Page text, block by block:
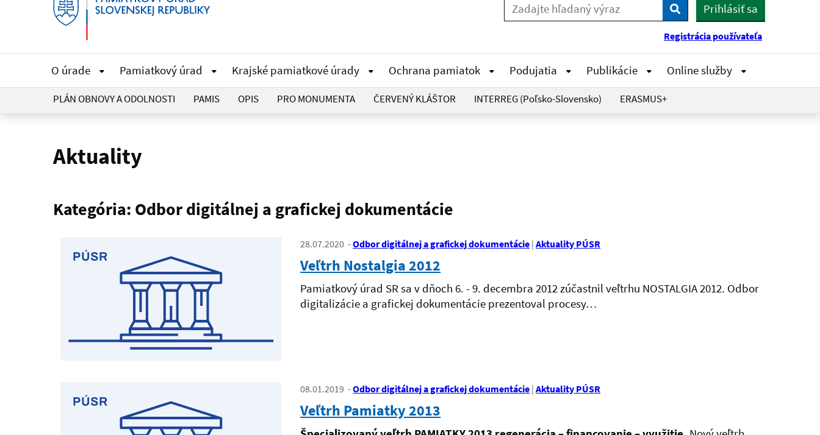
VyhľadajPrihlásiť sa
Registrácia používateľa
O úrade Pamiatkový úrad Krajské pamiatkové úrady Ochrana pamiatok Podujatia Publikácie Online služby
PLÁN OBNOVY A ODOLNOSTI PAMIS OPIS PRO MONUMENTA ČERVENÝ KLÁŠTOR INTERREG (Poľsko-Slovensko) ERASMUS+
Aktuality
Kategória: Odbor digitálnej a grafickej dokumentácie
28.07.2020 Odbor digitálnej a grafickej dokumentácie Aktuality PÚSR
Veľtrh Nostalgia 2012
Pamiatkový úrad SR sa v dňoch 6. - 9. decembra 2012 zúčastnil veľtrhu NOSTALGIA 2012. Odbor
digitalizácie a grafickej dokumentácie prezentoval procesy…
08.01.2019 Odbor digitálnej a grafickej dokumentácie Aktuality PÚSR
Veľtrh Pamiatky 2013